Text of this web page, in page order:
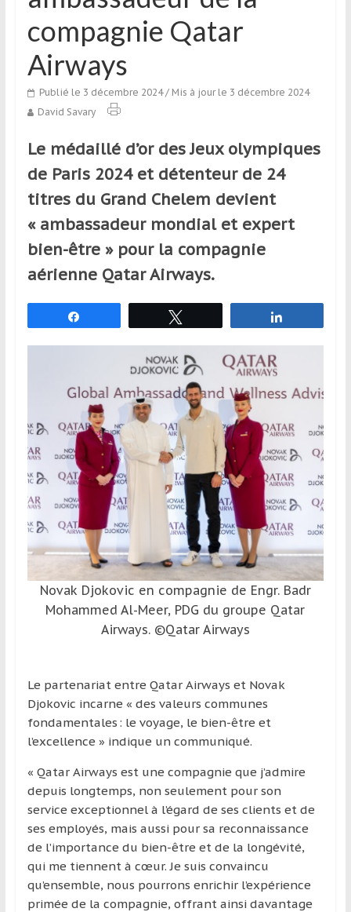
qui
s’adresse
aux
voyageurs
ponctuels
pratiquants,
passionnés
ou
simples
spectateurs
sport,
qui
déplacent
en
France
pour
assouvir
leur
passion,
tout
en
profitant
de
découverte
culturelle
d’une
région
compagnie Qatar
Airways
Publié le 3 décembre 2024/ Mis à jour le 3 décembre 2024
David Savary
Le médaillé d’or des Jeux olympiques
de Paris 2024 et détenteur de 24
titres du Grand Chelem devient
« ambassadeur mondial et expert
bien-être » pour la compagnie
aérienne Qatar Airways.
Novak Djokovic en compagnie de Engr. Badr
Mohammed Al-Meer, PDG du groupe Qatar
Airways. ©Qatar Airways
Le partenariat entre Qatar Airways et Novak
Djokovic incarne « des valeurs communes
fondamentales : le voyage, le bien-être et
l’excellence » indique un communiqué.
« Qatar Airways est une compagnie que j’admire
depuis longtemps, non seulement pour son
service exceptionnel à l’égard de ses clients et de
ses employés, mais aussi pour sa reconnaissance
de l’importance du bien-être et de la longévité,
qui me tiennent à cœur. Je suis convaincu
qu’ensemble, nous pourrons enrichir l’expérience
primée de la compagnie, offrant ainsi davantage